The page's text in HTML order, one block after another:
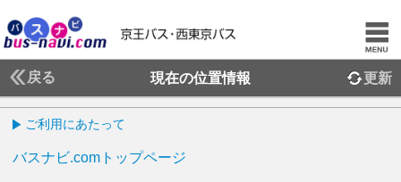
戻る 現在の位置情報 更新
ご利用にあたって
バスナビ.comトップページ